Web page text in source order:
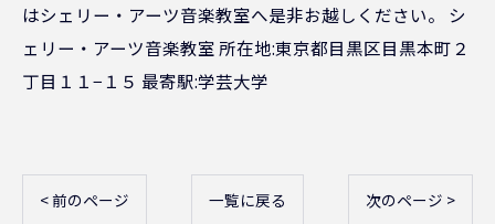
はシェリー・アーツ音楽教室へ是非お越しください。 シ
ェリー・アーツ音楽教室 所在地:東京都目黒区目黒本町２
丁目１１−１５ 最寄駅:学芸大学
< 前のページ 一覧に戻る 次のページ >